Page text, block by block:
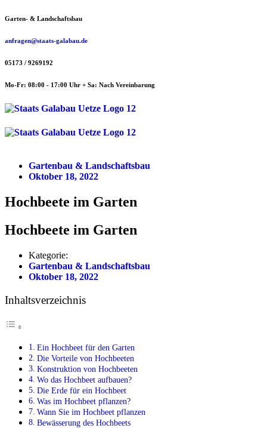
Zum
springen
Garten- & Landschaftsbau
anfragen@staats-galabau.de
05173 / 9269192
Mo-Fr: 08:00 - 17:00 Uhr + Sa: Nach Vereinbarung
Gartenbau & Landschaftsbau
Oktober 18, 2022
Hochbeete im Garten
Hochbeete im Garten
Kategorie:
Gartenbau & Landschaftsbau
Oktober 18, 2022
Inhaltsverzeichnis
Ein Hochbeet für den Garten
Die Vorteile von Hochbeeten
Konstruktion von Hochbeeten
Wo das Hochbeet aufbauen?
Die Erde für ein Hochbeet
Was im Hochbeet pflanzen?
Wann Sie im Hochbeet pflanzen
Bewässerung des Hochbeets